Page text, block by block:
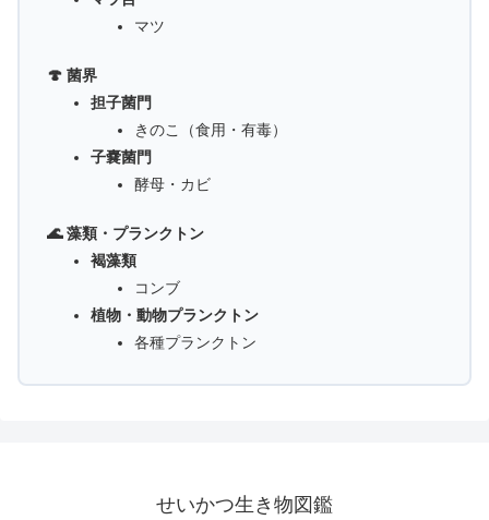
マツ
🍄 菌界
担子菌門
きのこ（食用・有毒）
子嚢菌門
酵母・カビ
🌊 藻類・プランクトン
褐藻類
コンブ
植物・動物プランクトン
各種プランクトン
せいかつ生き物図鑑